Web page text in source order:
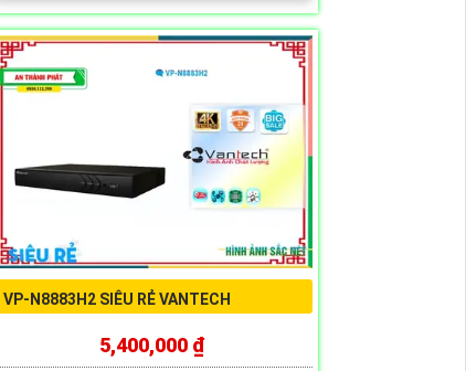
VP-N8883H2 SIÊU RẺ VANTECH
5,400,000 ₫